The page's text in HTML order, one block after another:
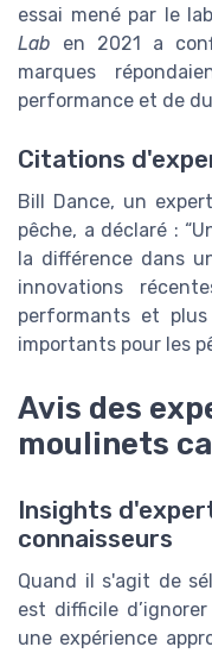
essai mené par le
Lab en 2021 a
marques
performance et de
Citations
Bill Dance, un
pêche, a déclaré :
la différence dans
innovations
performants et
importants pour les
Avis des
moulinets
Insights
connaisseurs
Quand il s'agit de
est difficile
une expérience